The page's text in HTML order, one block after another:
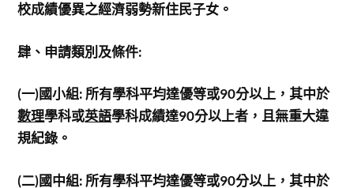
校成績優異之經濟弱勢新住民子女。
肆、申請類別及條件:
(一)國小組: 所有學科平均達優等或90分以上，其中於
數理學科或英語學科成績達90分以上者，且無重大違
規紀錄。
(二)國中組: 所有學科平均達優等或90分以上，其中於